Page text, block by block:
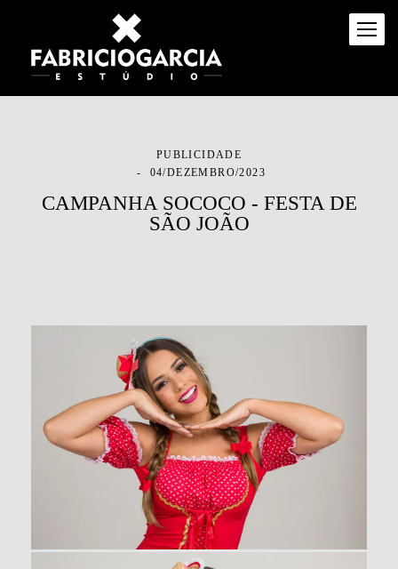
PUBLICIDADE
04/DEZEMBRO/2023
CAMPANHA SOCOCO - FESTA DE
SÃO JOÃO